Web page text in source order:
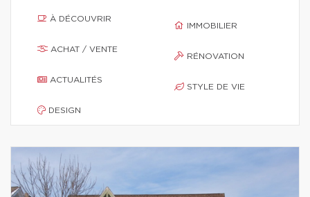
À DÉCOUVRIR
ACHAT / VENTE
ACTUALITÉS
DESIGN
IMMOBILIER
RÉNOVATION
STYLE DE VIE